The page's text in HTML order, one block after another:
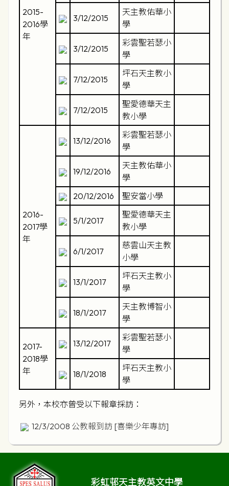
2015-
2016學
年
3/12/2015
天主教佑華小
學
3/12/2015
彩雲聖若瑟小
學
7/12/2015
坪石天主教小
學
7/12/2015
聖愛德華天主
教小學
2016-
2017學
年
13/12/2016
彩雲聖若瑟小
學
19/12/2016
天主教佑華小
學
20/12/2016
聖安當小學
5/1/2017
聖愛德華天主
教小學
6/1/2017
慈雲山天主教
小學
13/1/2017
坪石天主教小
學
18/1/2017
天主教博智小
學
2017-
2018學
年
13/12/2017
彩雲聖若瑟小
學
18/1/2018
坪石天主教小
學
另外，本校亦曾受以下報章採訪：
12/3/2008 公教報到訪 [喜樂少年專訪]
彩虹邨天主教英文中學